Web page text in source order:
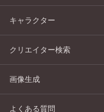
キャラクター
クリエイター検索
画像生成
よくある質問